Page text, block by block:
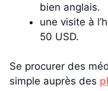
bien anglais.
une visite à
50 USD.
Se procurer des
simple auprès des